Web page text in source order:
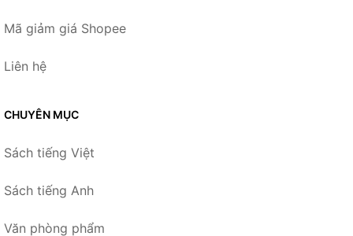
Mã giảm giá Shopee
Liên hệ
CHUYÊN MỤC
Sách tiếng Việt
Sách tiếng Anh
Văn phòng phẩm